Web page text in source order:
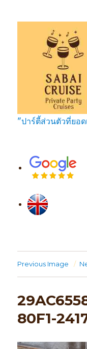
"ปาร์ตี้ส่วนตัวที่ยอด
Previous Image
80F1-